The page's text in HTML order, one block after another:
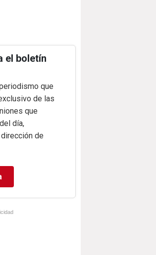
el boletín
que
de las
que
día,
de